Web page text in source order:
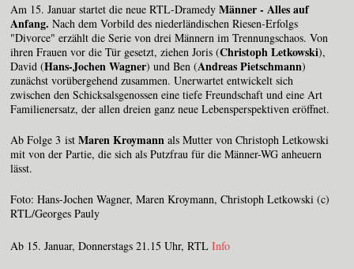
Am 15. Januar startet die neue RTL-Dramedy Männer - Alles auf
Anfang. Nach dem Vorbild des niederländischen Riesen-Erfolgs
"Divorce" erzählt die Serie von drei Männern im Trennungschaos. Von
ihren Frauen vor die Tür gesetzt, ziehen Joris (Christoph Letkowski),
David (Hans-Jochen Wagner) und Ben (Andreas Pietschmann)
zunächst vorübergehend zusammen. Unerwartet entwickelt sich
zwischen den Schicksalsgenossen eine tiefe Freundschaft und eine Art
Familienersatz, der allen dreien ganz neue Lebensperspektiven eröffnet.
Ab Folge 3 ist Maren Kroymann als Mutter von Christoph Letkowski
mit von der Partie, die sich als Putzfrau für die Männer-WG anheuern
lässt.
Foto: Hans-Jochen Wagner, Maren Kroymann, Christoph Letkowski (c)
RTL/Georges Pauly
Ab 15. Januar, Donnerstags 21.15 Uhr, RTL Info